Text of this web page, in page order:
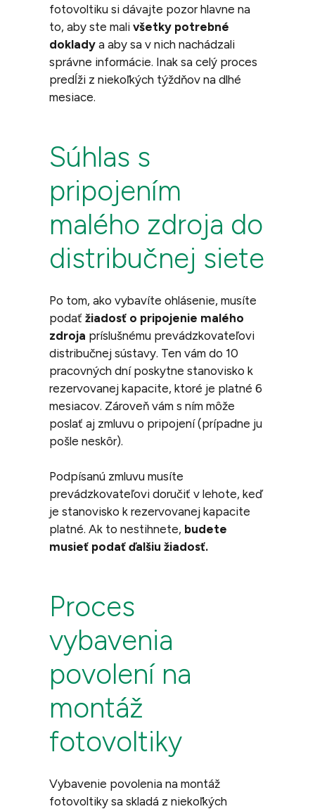
fotovoltiku si dávajte pozor hlavne na
to, aby ste malivšetky potrebné
doklady a aby sa v nich nachádzali
správne informácie. Inak sa celý proces
predĺži z niekoľkých týždňov na dlhé
mesiace.
Súhlas s
pripojením
malého zdroja do
distribučnej siete
Po tom, ako vybavíte ohlásenie, musíte
podaťžiadosť o pripojenie malého
zdroja príslušnému prevádzkovateľovi
distribučnej sústavy. Ten vám do 10
pracovných dní poskytne stanovisko k
rezervovanej kapacite, ktoré je platné 6
mesiacov. Zároveň vám s ním môže
poslať aj zmluvu o pripojení (prípadne ju
pošle neskôr).
Podpísanú zmluvu musíte
prevádzkovateľovi doručiť v lehote, keď
je stanovisko k rezervovanej kapacite
platné. Ak to nestihnete, budete
musieť podať ďalšiu žiadosť.
Proces
vybavenia
povolení na
montáž
fotovoltiky
Vybavenie povolenia na montáž
fotovoltiky sa skladá z niekoľkých